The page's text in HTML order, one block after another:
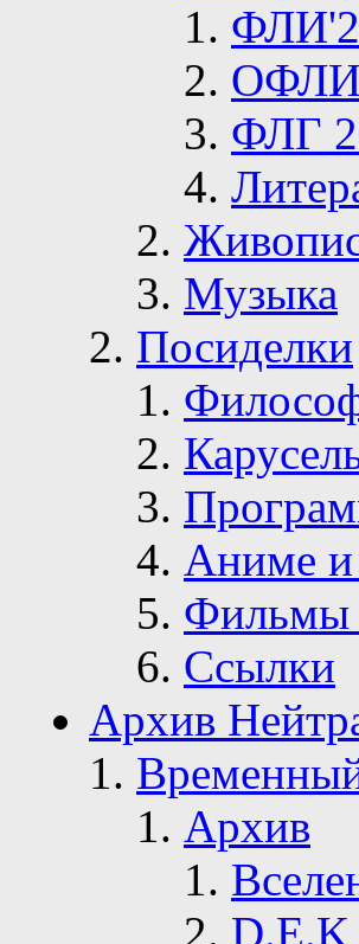
ОФЛИ
ФЛГ
Музыка
Посиделки
Аниме и
Фильмы
Ссылки
Архив
Архив
D.E.K